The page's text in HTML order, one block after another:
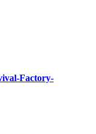
Factory-